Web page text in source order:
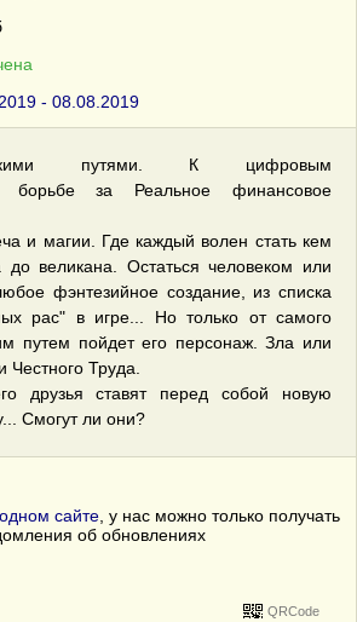
- 08.08.2019
путями. К цифровым
борьбе за Реальное финансовое
и магии. Где каждый волен стать кем
до великана. Остаться человеком или
фэнтезийное создание, из списка
рас" в игре... Но только от самого
путем пойдет его персонаж. Зла или
Честного Труда.
друзья ставят перед собой новую
Смогут ли они?
сайте, у нас можно только получать
об обновлениях
QRCode